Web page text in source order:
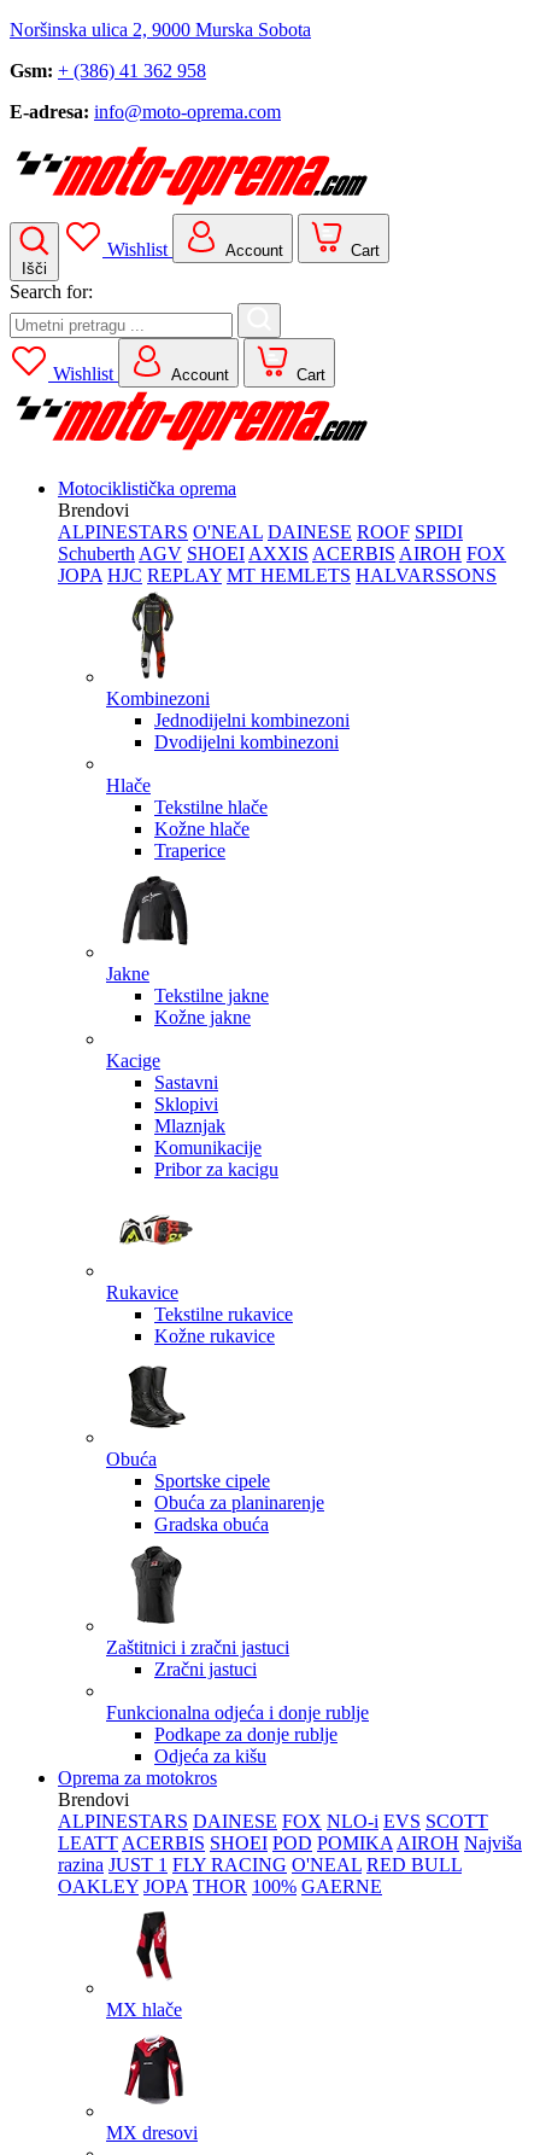
Noršinska ulica 2, 9000 Murska Sobota
Gsm: + (386) 41 362 958
E-adresa: info@moto-oprema.com
Išči
Wishlist Account Cart
Search for:
Wishlist Account Cart
Motociklistička oprema
Brendovi
ALPINESTARS O'NEAL DAINESE ROOF SPIDI
Schuberth AGV SHOEI AXXIS ACERBIS AIROH FOX
JOPA HJC REPLAY MT HEMLETS HALVARSSONS
Kombinezoni
Jednodijelni kombinezoni
Dvodijelni kombinezoni
Hlače
Tekstilne hlače
Kožne hlače
Traperice
Jakne
Tekstilne jakne
Kožne jakne
Kacige
Sastavni
Sklopivi
Mlaznjak
Komunikacije
Pribor za kacigu
Rukavice
Tekstilne rukavice
Kožne rukavice
Obuća
Sportske cipele
Obuća za planinarenje
Gradska obuća
Zaštitnici i zračni jastuci
Zračni jastuci
Funkcionalna odjeća i donje rublje
Podkape za donje rublje
Odjeća za kišu
Oprema za motokros
Brendovi
ALPINESTARS DAINESE FOX NLO-i EVS SCOTT
LEATT ACERBIS SHOEI POD POMIKA AIROH Najviša
razina JUST 1 FLY RACING O'NEAL RED BULL
OAKLEY JOPA THOR 100% GAERNE
MX hlače
MX dresovi